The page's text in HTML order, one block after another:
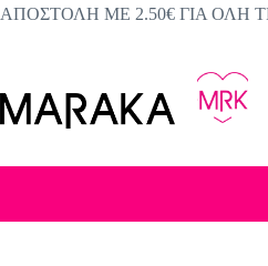
Μετάβαση
ΑΠΟΣΤΟΛΗ ΜΕ 2.50€ ΓΙΑ ΟΛΗ